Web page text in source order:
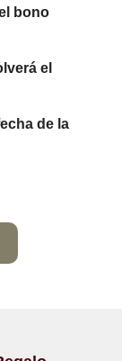
bono
el
de la